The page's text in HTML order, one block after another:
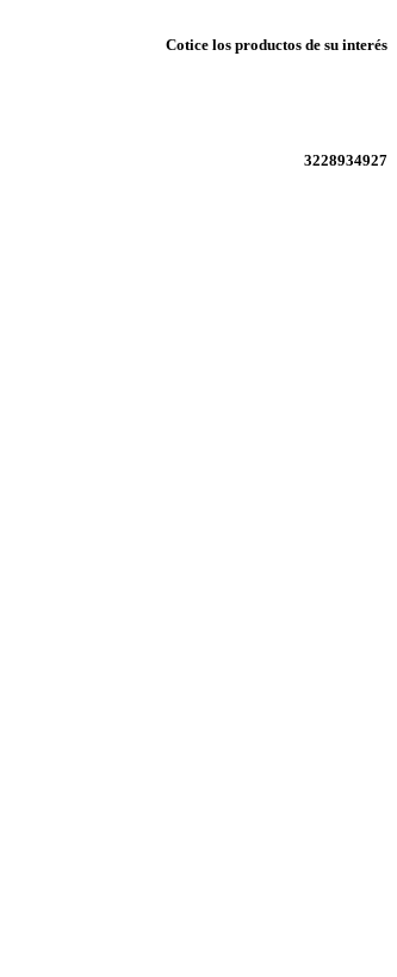
Cotice los productos de su interés
3228934927